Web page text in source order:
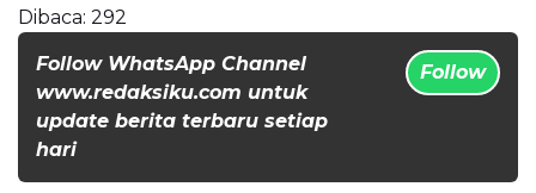
Dibaca: 292
Follow WhatsApp Channel
www.redaksiku.com untuk
update berita terbaru setiap
hari
Follow